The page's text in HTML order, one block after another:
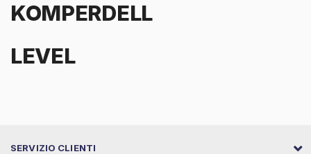
KOMPERDELL
LEVEL
SERVIZIO CLIENTI